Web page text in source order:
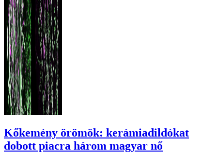
Kőkemény örömök: kerámiadildókat
dobott piacra három magyar nő